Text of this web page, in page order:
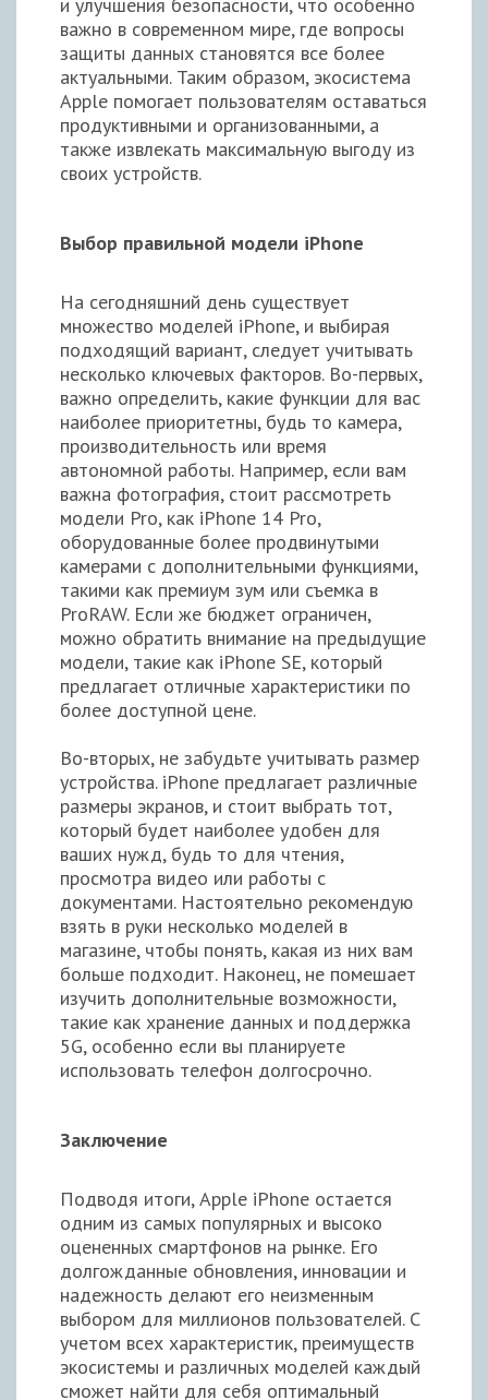
и улучшения безопасности, что особенно
важно в современном мире, где вопросы
защиты данных становятся все более
актуальными. Таким образом, экосистема
Apple помогает пользователям оставаться
продуктивными и организованными, а
также извлекать максимальную выгоду из
своих устройств.
Выбор правильной модели iPhone
На сегодняшний день существует
множество моделей iPhone, и выбирая
подходящий вариант, следует учитывать
несколько ключевых факторов. Во-первых,
важно определить, какие функции для вас
наиболее приоритетны, будь то камера,
производительность или время
автономной работы. Например, если вам
важна фотография, стоит рассмотреть
модели Pro, как iPhone 14 Pro,
оборудованные более продвинутыми
камерами с дополнительными функциями,
такими как премиум зум или съемка в
ProRAW. Если же бюджет ограничен,
можно обратить внимание на предыдущие
модели, такие как iPhone SE, который
предлагает отличные характеристики по
более доступной цене.
Во-вторых, не забудьте учитывать размер
устройства. iPhone предлагает различные
размеры экранов, и стоит выбрать тот,
который будет наиболее удобен для
ваших нужд, будь то для чтения,
просмотра видео или работы с
документами. Настоятельно рекомендую
взять в руки несколько моделей в
магазине, чтобы понять, какая из них вам
больше подходит. Наконец, не помешает
изучить дополнительные возможности,
такие как хранение данных и поддержка
5G, особенно если вы планируете
использовать телефон долгосрочно.
Заключение
Подводя итоги, Apple iPhone остается
одним из самых популярных и высоко
оцененных смартфонов на рынке. Его
долгожданные обновления, инновации и
надежность делают его неизменным
выбором для миллионов пользователей. С
учетом всех характеристик, преимуществ
экосистемы и различных моделей каждый
сможет найти для себя оптимальный